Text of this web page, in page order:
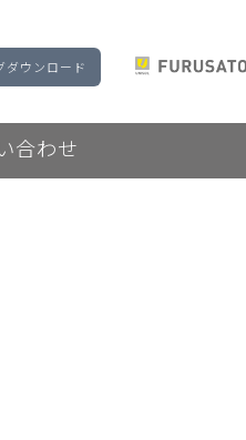
ダウンロード
合わせ